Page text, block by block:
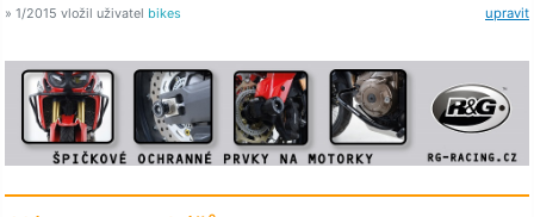
upravit
» 1/2015 vložil uživatel bikes